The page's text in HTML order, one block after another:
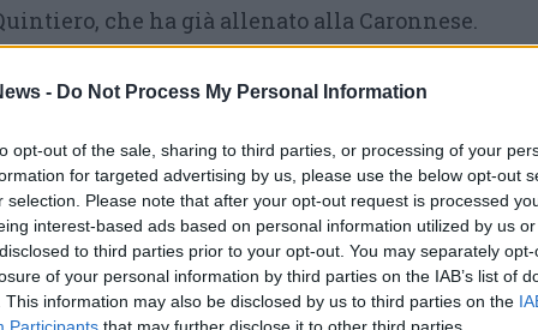
- Do Not Process My Personal Information
opt-out of the sale, sharing to third parties, or processing of your
for targeted advertising by us, please use the below opt-out
selection. Please note that after your opt-out request is processed
interest-based ads based on personal information utilized by us
to third parties prior to your opt-out. You may separately
of your personal information by third parties on the IAB’s list of
This information may also be disclosed by us to third parties on the
che ha già allenato alla Caronnese.
ha giocato anche alla Pro Patria e al
come diversi altri suoi predecessori a
di lilla.
l’ha vestita negli anni Novanta suo
difensoredel 1978 oggi affermato direttore
da Romualdo Capocci e poi in
Muraro con compagni di squadra come